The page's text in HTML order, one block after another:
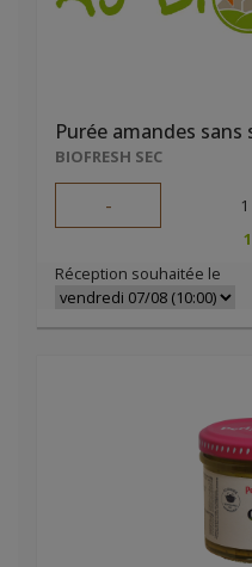
Purée amandes sans
BIOFRESH SEC
- 1
Réception souhaitée le